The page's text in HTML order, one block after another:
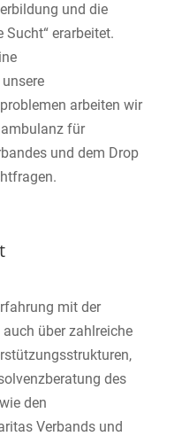
und die
Sucht“ erarbeitet.
arbeiten wir
für
und dem Drop
mit der
über zahlreiche
des
den
Verbands und